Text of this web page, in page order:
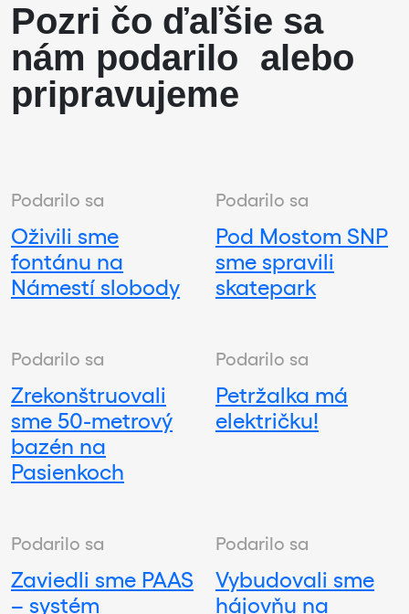
Pozri čo ďaľšie sa
nám podarilo alebo
pripravujeme
Podarilo sa
Oživili sme
fontánu na
Námestí slobody
Podarilo sa
Pod Mostom SNP
sme spravili
skatepark
Podarilo sa
Zrekonštruovali
sme 50-metrový
bazén na
Pasienkoch
Podarilo sa
Petržalka má
električku!
Podarilo sa
Zaviedli sme PAAS
– systém
Podarilo sa
Vybudovali sme
hájovňu na